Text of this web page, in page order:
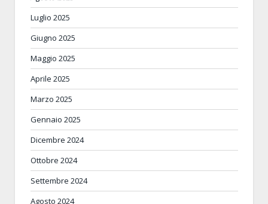
Luglio 2025
Giugno 2025
Maggio 2025
Aprile 2025
Marzo 2025
Gennaio 2025
Dicembre 2024
Ottobre 2024
Settembre 2024
Agosto 2024